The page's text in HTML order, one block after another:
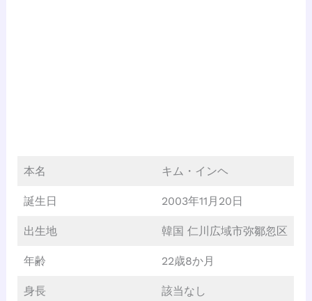
本名 キム・インヘ
誕生日 2003年11月20日
出生地 韓国 仁川広域市弥鄒忽区
年齢 22歳8か月
身長 該当なし